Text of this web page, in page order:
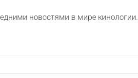
новостями в мире кинологии.